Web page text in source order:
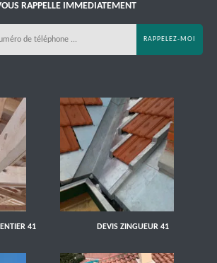
RAPPELLE IMMEDIATEMENT
41 DEVIS ZINGUEUR 41